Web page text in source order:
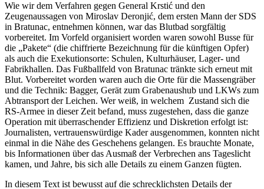
Wie wir dem Verfahren gegen General Krstić und den
Zeugenaussagen von Miroslav Deronjić, dem ersten Mann der SDS
in Bratunac, entnehmen können, war das Blutbad sorgfältig
vorbereitet. Im Vorfeld organisiert worden waren sowohl Busse für
die „Pakete“ (die chiffrierte Bezeichnung für die künftigen Opfer)
als auch die Exekutionsorte: Schulen, Kulturhäuser, Lager- und
Fabrikhallen. Das Fußballfeld von Bratunac tränkte sich erneut mit
Blut. Vorbereitet worden waren auch die Orte für die Massengräber
und die Technik: Bagger, Gerät zum Grabenaushub und LKWs zum
Abtransport der Leichen. Wer weiß, in welchem Zustand sich die
RS-Armee in dieser Zeit befand, muss zugestehen, dass die ganze
Operation mit überraschender Effizienz und Diskretion erfolgt ist:
Journalisten, vertrauenswürdige Kader ausgenommen, konnten nicht
einmal in die Nähe des Geschehens gelangen. Es brauchte Monate,
bis Informationen über das Ausmaß der Verbrechen ans Tageslicht
kamen, und Jahre, bis sich alle Details zu einem Ganzen fügten.
In diesem Text ist bewusst auf die schrecklichsten Details der